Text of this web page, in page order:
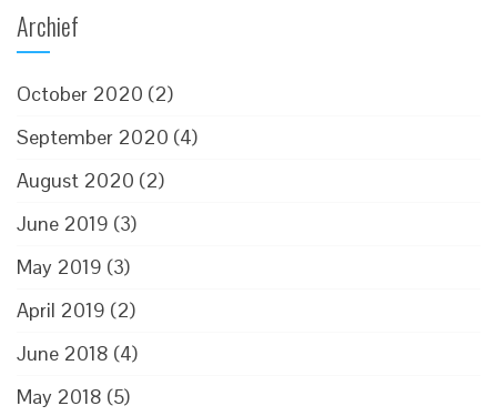
Archief
October 2020 (2)
September 2020 (4)
August 2020 (2)
June 2019 (3)
May 2019 (3)
April 2019 (2)
June 2018 (4)
May 2018 (5)